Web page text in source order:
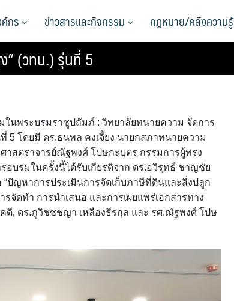
กร ข่าวสารและกิจกรรม กฎหมาย/คลังความรู้
” (วทน.) รุ่นที่ 5
นพระบรมราชูปถัมภ์ : วิทยาลัยทนายความ จัดการ
5 โดยมี ดร.ธนพล คงเจี้ยง นายกสภาทนายความ
สตราจารย์ณัฐพงศ์ โปษกะบุตร กรรมการผู้ทรง
อบรมในครั้งนี้ได้รับเกียรติจาก ดร.อวิรุทธ์ ชาญชัย
ญหาการประเมินการจัดเก็บภาษีที่ดินและสิ่งปลูก
จัดทำ การนำเสนอ และการเผยแพร่เอกสารทาง
ดี, ดร.ภูวิชชชญา เหลืองธีรกุล และ รศ.ณัฐพงศ์ โปษ